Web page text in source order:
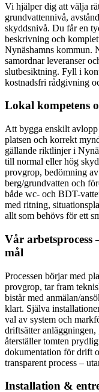
Vi hjälper dig att välja
grundvattennivå,
skyddsnivå. Du får en
beskrivning och
Nynäshamns kommun.
samordnar leveranser
slutbesiktning. Fyll i
kostnadsfri rådgivning
Lokal kompetens
Att bygga enskilt
platsen och korrekt
gällande riktlinjer i
till normal eller hög
provgrop, bedömning
berg/grundvatten och
både wc- och BDT-
med ritning,
allt som behövs för ett
Vår
mål
Processen börjar med
provgrop, tar fram
bistår med anmälan/
klart. Själva
val av system och
driftsätter
återställer tomten
dokumentation för drift
transparent process –
Installation &